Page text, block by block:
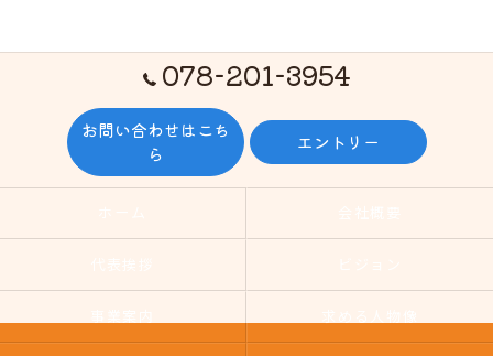
078-201-3954
お問い合わせはこち
ら
エントリー